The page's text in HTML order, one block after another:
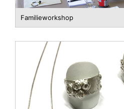
Familieworkshop